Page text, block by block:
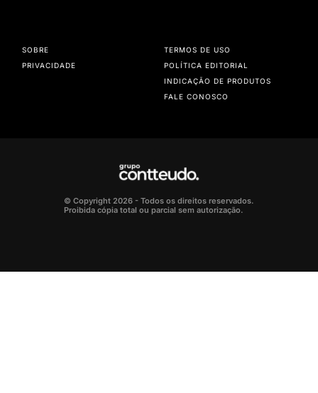
SOBRE
PRIVACIDADE
TERMOS DE USO
POLÍTICA EDITORIAL
INDICAÇÃO DE PRODUTOS
FALE CONOSCO
© Copyright 2026 - Todos os direitos reservados.
Proibida cópia total ou parcial sem autorização.